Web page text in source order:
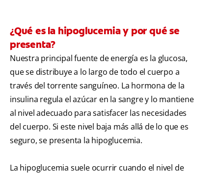
¿Qué es la hipoglucemia y por qué se
presenta?
Nuestra principal fuente de energía es la glucosa,
que se distribuye a lo largo de todo el cuerpo a
través del torrente sanguíneo. La hormona de la
insulina regula el azúcar en la sangre y lo mantiene
al nivel adecuado para satisfacer las necesidades
del cuerpo. Si este nivel baja más allá de lo que es
seguro, se presenta la hipoglucemia.
La hipoglucemia suele ocurrir cuando el nivel de